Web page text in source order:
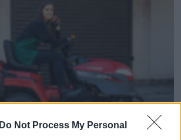
Do Not Process My Personal
UPORABNO VRTNARSKI NASVETI